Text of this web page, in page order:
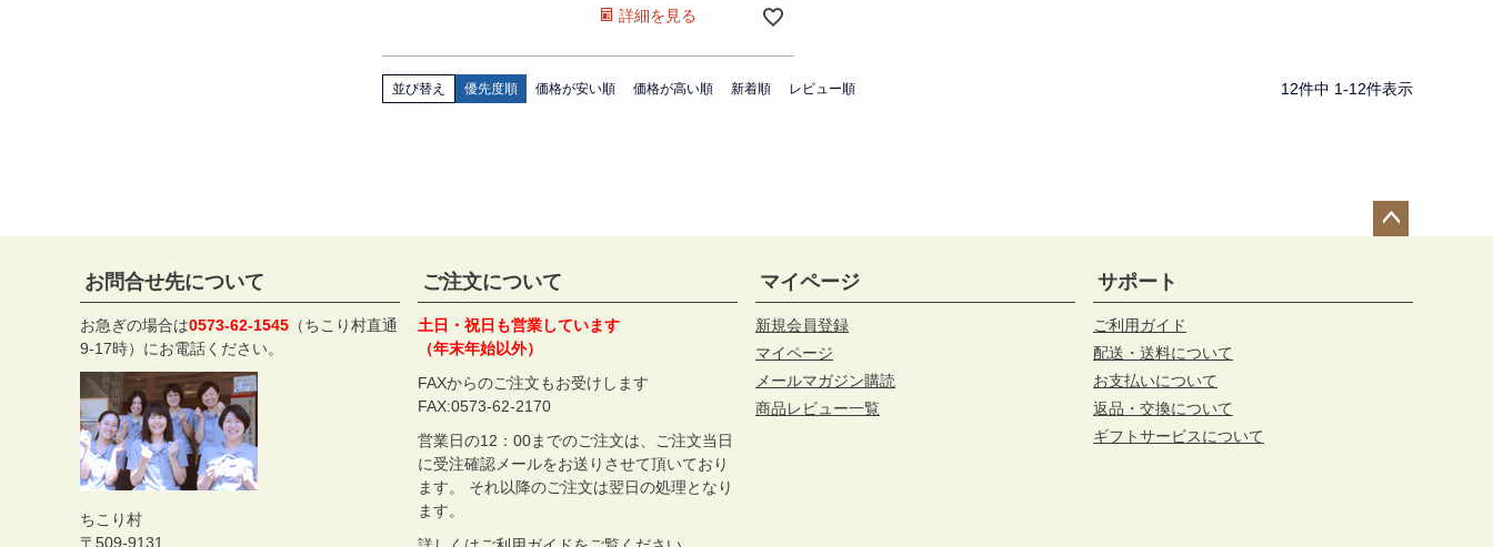
詳細を見る
並び替え 優先度順 価格が安い順 価格が高い順 新着順 レビュー順 12件中 1-12件表示
お問合せ先について
お急ぎの場合は0573-62-1545 （ちこり村直通
9-17時）にお電話ください。
ちこり村
509-9131
ご注文について
土日・祝日も営業しています
（年末年始以外）
FAXからのご注文もお受けします
FAX:0573-62-2170
営業日の12：00までのご注文は、ご注文当日
に受注確認メールをお送りさせて頂いており
ます。 それ以降のご注文は翌日の処理となり
ます。
マイページ
新規会員登録
マイページ
メールマガジン購読
商品レビュー一覧
サポート
ご利用ガイド
配送・送料について
お支払いについて
返品・交換について
ギフトサービスについて